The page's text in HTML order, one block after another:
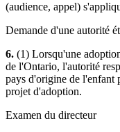
(audience, appel)
Demande d'une autorité
6. (1) Lorsqu'une
de l'Ontario, l'autorité
pays d'origine de l'enfant
projet d'adoption.
Examen du directeur